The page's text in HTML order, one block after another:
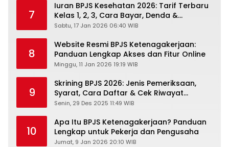
7
Iuran BPJS Kesehatan 2026: Tarif Terbaru
Kelas 1, 2, 3, Cara Bayar, Denda &
Panduan Lengkap Peserta JKN-KIS
Sabtu, 17 Jan 2026 06:40 WIB
8
Website Resmi BPJS Ketenagakerjaan:
Panduan Lengkap Akses dan Fitur Online
Minggu, 11 Jan 2026 19:19 WIB
9
Skrining BPJS 2026: Jenis Pemeriksaan,
Syarat, Cara Daftar & Cek Riwayat
Kesehatan Gratis
Senin, 29 Des 2025 11:49 WIB
10
Apa Itu BPJS Ketenagakerjaan? Panduan
Lengkap untuk Pekerja dan Pengusaha
Jumat, 9 Jan 2026 20:10 WIB